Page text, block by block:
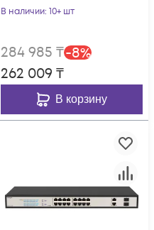
В наличии: 10+ шт
284 985 ₸-8%
262 009 ₸
В корзину